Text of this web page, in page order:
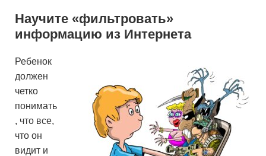
Научите «фильтровать»
информацию из Интернета
Ребенок
должен
четко
понимать
, что все,
что он
видит и